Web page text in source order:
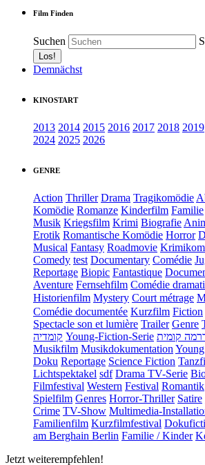
Film Finden
Suchen
Demnächst
KINOSTART
2013 2014 2015 2016 2017 2018 2019
2024 2025 2026
GENRE
Action Thriller Drama Tragikomödie
Komödie Romanze Kinderfilm Familie
Musik Kriegsfilm Krimi Biografie
Erotik Romantische Komödie Horror
Musical Fantasy Roadmovie
Comedy test Documentary Comédie
Reportage Biopic Fantastique
Aventure Fernsehfilm Comédie
Historienfilm Mystery Court métrage
Comédie documentée Kurzfilm Fiction
Spectacle son et lumière Trailer Genre
קומדיה Young-Fiction-Serie קומית
Musikfilm Musikdokumentation
Doku Reportage Science Fiction
Lichtspektakel sdf Drama TV-Serie
Filmfestival Western Festival Romantik
Spielfilm Genres Horror-Thriller Satire
Crime TV-Show Multimedia-
Familienfilm Kurzfilmfestival
am Berghain Berlin Familie / Kinder
Jetzt weiterempfehlen!